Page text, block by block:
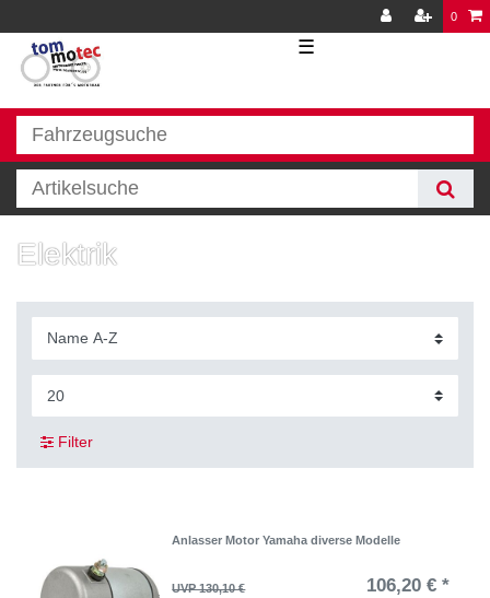
0
☰
Elektrik
Filter
Anlasser Motor Yamaha diverse Modelle
UVP 130,10 € 106,20 € *